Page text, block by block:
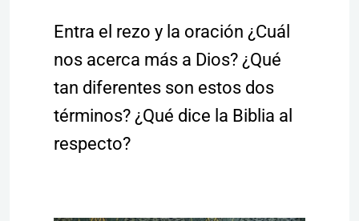
Entra el rezo y la oración ¿Cuál
nos acerca más a Dios? ¿Qué
tan diferentes son estos dos
términos? ¿Qué dice la Biblia al
respecto?